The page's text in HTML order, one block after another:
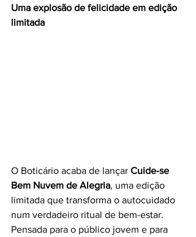
Uma explosão de felicidade em edição
limitada
O Boticário acaba de lançar Cuide-se
Bem Nuvem de Alegria, uma edição
limitada que transforma o autocuidado
num verdadeiro ritual de bem-estar.
Pensada para o público jovem e para